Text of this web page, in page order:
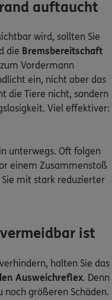
auftaucht
wird, sollten Sie
die Bremsbereitschaft
Vordermann
ein, nicht aber das
die Tiere nicht, sondern
Viel effektiver:
unterwegs. Oft folgen
einem Zusammenstoß
mit stark reduzierter
ist
halten Sie das
Ausweichreflex. Denn
noch größeren Schäden.